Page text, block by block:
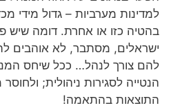
למדינות מערביות – גדול מידי
בהטיה כזו או אחרת. דומה שיש
ישראלים, מסתבר, לא אוהבים
להם צורך לנהל… ככל שיחס
הנטייה לסגירות ניהולית;
התוצאות בהתאמה!